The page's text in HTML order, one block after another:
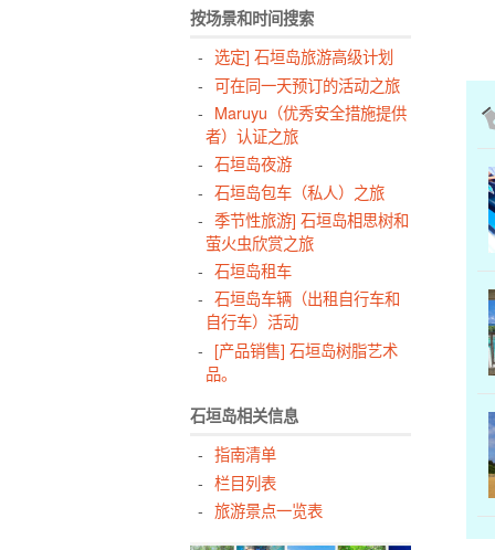
按场景和时间搜索
选定] 石垣岛旅游高级计划
可在同一天预订的活动之旅
Maruyu（优秀安全措施提供
者）认证之旅
石垣岛夜游
石垣岛包车（私人）之旅
季节性旅游] 石垣岛相思树和
萤火虫欣赏之旅
石垣岛租车
石垣岛车辆（出租自行车和
自行车）活动
[产品销售] 石垣岛树脂艺术
品。
石垣岛相关信息
指南清单
栏目列表
旅游景点一览表